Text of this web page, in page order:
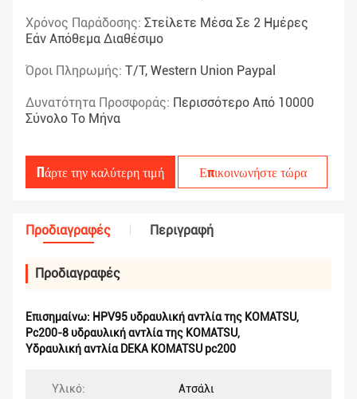
Χρόνος Παράδοσης: Στείλετε Μέσα Σε 2 Ημέρες
Εάν Απόθεμα Διαθέσιμο
Όροι Πληρωμής: T/T, Western Union Paypal
Δυνατότητα Προσφοράς: Περισσότερο Από 10000
Σύνολο Το Μήνα
Πάρτε την καλύτερη τιμή Επικοινωνήστε τώρα
Προδιαγραφές Περιγραφή
Προδιαγραφές
Επισημαίνω: HPV95 υδραυλική αντλία της KOMATSU,
Pc200-8 υδραυλική αντλία της KOMATSU,
Υδραυλική αντλία DEKA KOMATSU pc200
Υλικό: Ατσάλι